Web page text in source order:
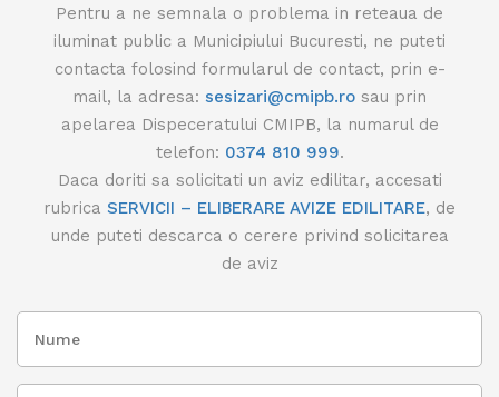
Pentru a ne semnala o problema in reteaua de
iluminat public a Municipiului Bucuresti, ne puteti
contacta folosind formularul de contact, prin e-
mail, la adresa: sesizari@cmipb.ro sau prin
apelarea Dispeceratului CMIPB, la numarul de
telefon: 0374 810 999.
Daca doriti sa solicitati un aviz edilitar, accesati
rubrica SERVICII – ELIBERARE AVIZE EDILITARE, de
unde puteti descarca o cerere privind solicitarea
de aviz